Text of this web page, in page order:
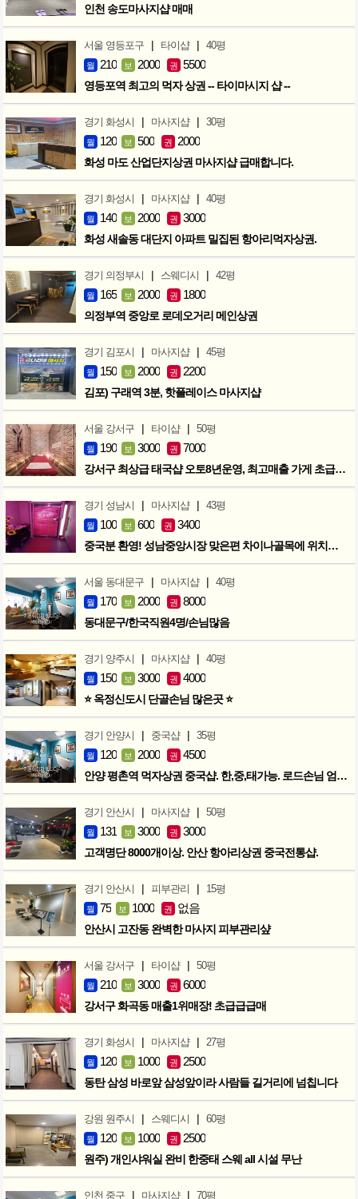
인천 송도마사지샵 매매
서울 영등포구 | 타이샵 | 40평
월 210 보 2000 권 5500
영등포역 최고의 먹자 상권 -- 타이마시지 샵 --
경기 화성시 | 마사지샵 | 30평
월 120 보 500 권 2000
화성 마도 산업단지상권 마사지샵 급매합니다.
경기 화성시 | 마사지샵 | 40평
월 140 보 2000 권 3000
화성 새솔동 대단지 아파트 밀집된 항아리먹자상권.
경기 의정부시 | 스웨디시 | 42평
월 165 보 2000 권 1800
의정부역 중앙로 로데오거리 메인상권
경기 김포시 | 마사지샵 | 45평
월 150 보 2000 권 2200
김포) 구래역 3분, 핫플레이스 마사지샵
서울 강서구 | 타이샵 | 50평
월 190 보 3000 권 7000
강서구 최상급 태국샵 오토8년운영, 최고매출 가게 초급매!!!
경기 성남시 | 마사지샵 | 43평
월 100 보 600 권 3400
중국분 환영! 성남중앙시장 맞은편 차이나골목에 위치한 마사지샵
서울 동대문구 | 마사지샵 | 40평
월 170 보 2000 권 8000
동대문구/한국직원4명/손님많음
경기 양주시 | 마사지샵 | 40평
월 150 보 3000 권 4000
⭐ 옥정신도시 단골손님 많은곳 ⭐
경기 안양시 | 중국샵 | 35평
월 120 보 2000 권 4500
안양 평촌역 먹자상권 중국샵. 한,중,태가능. 로드손님 엄청많아요!
경기 안산시 | 마사지샵 | 50평
월 131 보 3000 권 3000
고객명단 8000개이상. 안산 항아리상권 중국전통샵.
경기 안산시 | 피부관리 | 15평
월 75 보 1000 권 없음
안산시 고잔동 완벽한 마사지 피부관리샾
서울 강서구 | 타이샵 | 50평
월 210 보 3000 권 6000
강서구 화곡동 매출1위매장! 초급급급매
경기 화성시 | 마사지샵 | 27평
월 120 보 1000 권 2500
동탄 삼성 바로앞 삼성앞이라 사람들 길거리에 넘칩니다
강원 원주시 | 스웨디시 | 60평
월 120 보 1000 권 2500
원주) 개인샤워실 완비 한중태 스웨 all 시설 무난
인천 중구 | 마사지샵 | 70평